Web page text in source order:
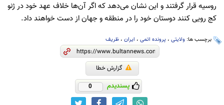
روسیه قرار گرفتند و این نشان می‌دهد که اگر آن‌ها خلاف عهد خود در ژنو
کج رویی کنند دوستان خود را در منطقه و جهان از دست خواهند داد.
برچسب ها: ولایتی ، پرونده اتمی ، ایران ، ظریف
گزارش خطا
پسندیدم 0